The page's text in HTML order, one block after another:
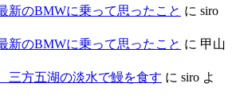
のBMWに乗って思ったこと に siro
のBMWに乗って思ったこと に 甲山
方五湖の淡水で鰻を食す に siro よ